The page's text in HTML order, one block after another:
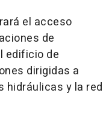
el acceso
de
edificio de
dirigidas a
y la red